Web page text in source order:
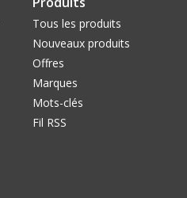
Tous les produits
Nouveaux produits
Offres
Marques
Mots-clés
Fil RSS